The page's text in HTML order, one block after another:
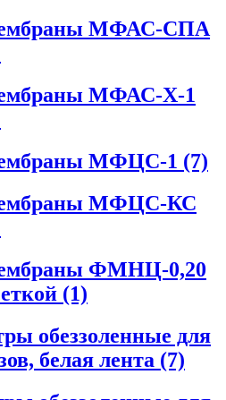
МФАС-СПА
МФАС-Х-1
МФЦС-1 (7)
МФЦС-КС
ФМНЦ-0,20
(1)
обеззоленные для
белая лента (7)